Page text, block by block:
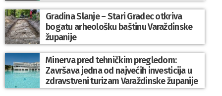
Gradina Slanje – Stari Gradec otkriva
bogatu arheološku baštinu Varaždinske
županije
Minerva pred tehničkim pregledom:
Završava jedna od najvećih investicija u
zdravstveni turizam Varaždinske županije